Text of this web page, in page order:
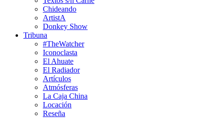
Chideando
ArtistA
Donkey Show
Tribuna
#TheWatcher
Iconoclasta
El Ahuate
El Radiador
Artículos
Atmósferas
La Caja China
Locación
Reseña